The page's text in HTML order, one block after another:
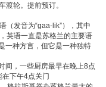
渡轮。提前预订。
（发音为“gaa-lik”），其中
英语一直是苏格兰的主要语
一种方言，但它是一种独特
间，一些厨房最早在晚上8点
下午4点关门